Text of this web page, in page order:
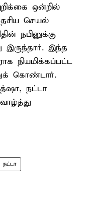
ஒன்றில்
செயல்
நபினுக்கு
இருந்தார். இந்த
நியமிக்கப்பட்ட
கொண்டார்.
நட்டா
நட்டா